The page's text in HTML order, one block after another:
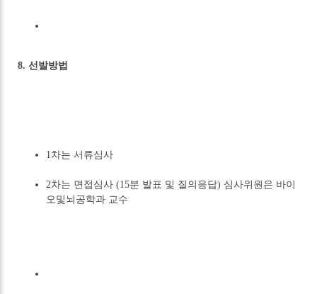
8. 선발방법
1차는 서류심사
2차는 면접심사 (15분 발표 및 질의응답) 심사위원은 바이
오및뇌공학과 교수